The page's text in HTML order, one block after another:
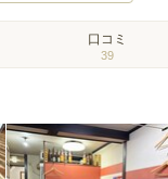
口コミ
39